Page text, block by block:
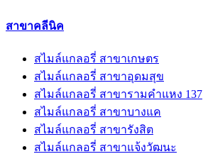
สาขาคลีนิค
สไมล์แกลอรี่ สาขาเกษตร
สไมล์แกลอรี่ สาขาอุดมสุข
สไมล์แกลอรี่ สาขารามคำแหง 137
สไมล์แกลอรี่ สาขาบางแค
สไมล์แกลอรี่ สาขารังสิต
สไมล์แกลอรี่ สาขาแจ้งวัฒนะ